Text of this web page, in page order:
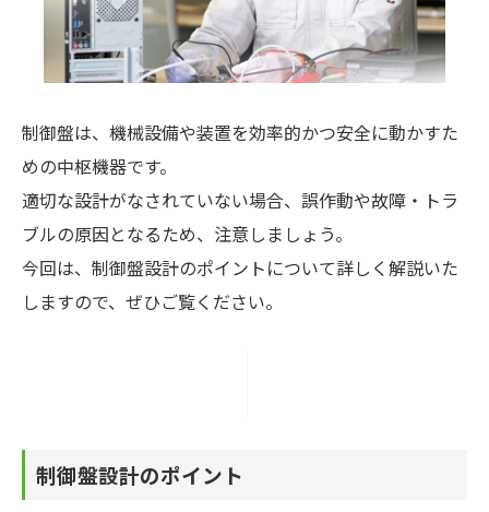
制御盤は、機械設備や装置を効率的かつ安全に動かすた
めの中枢機器です。
適切な設計がなされていない場合、誤作動や故障・トラ
ブルの原因となるため、注意しましょう。
今回は、制御盤設計のポイントについて詳しく解説いた
しますので、ぜひご覧ください。
制御盤設計のポイント